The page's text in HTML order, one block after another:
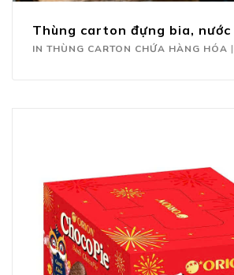
Thùng carton đựng bia, nước
IN THÙNG CARTON CHỨA HÀNG HÓA |